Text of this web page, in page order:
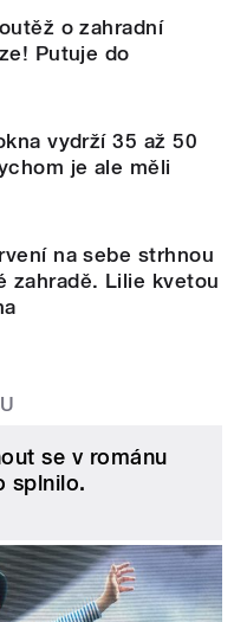
o zahradní
Putuje do
vydrží 35 až 50
je ale měli
na sebe strhnou
zahradě. Lilie kvetou
se v románu
splnilo.